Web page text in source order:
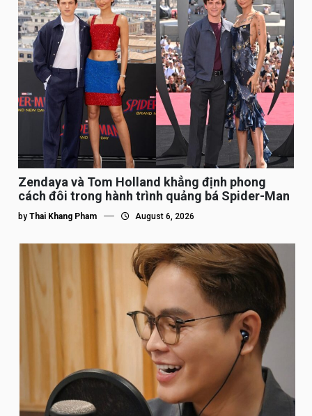
Zendaya và Tom Holland khẳng định phong
cách đôi trong hành trình quảng bá Spider-Man
by Thai Khang Pham August 6, 2026